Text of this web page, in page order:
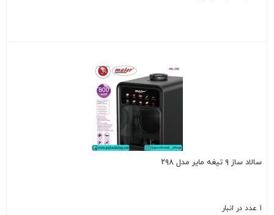
سالاد ساز ۹ تیغه مایر مدل ۲۹۸
1 عدد در انبار